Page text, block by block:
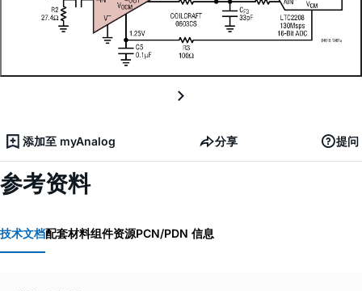
添加至 myAnalog 分享 提问
参考资料
技术文档配套材料组件资源PCN/PDN 信息